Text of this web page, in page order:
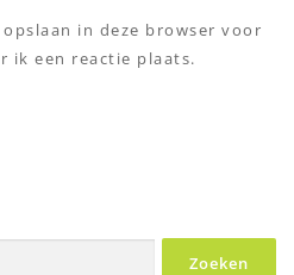
in deze browser voor
ik een reactie plaats.